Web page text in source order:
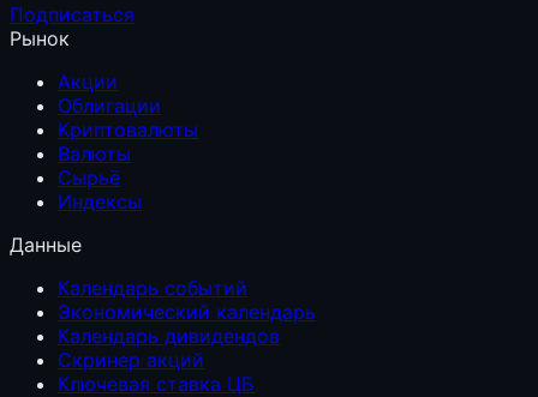
Подписаться
Рынок
Акции
Облигации
Криптовалюты
Валюты
Сырьё
Индексы
Данные
Календарь событий
Экономический календарь
Календарь дивидендов
Скринер акций
Ключевая ставка ЦБ